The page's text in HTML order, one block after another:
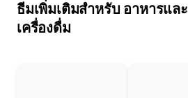
ธีมเพิ่มเติมสำหรับ อาหารและ
เครื่องดื่ม